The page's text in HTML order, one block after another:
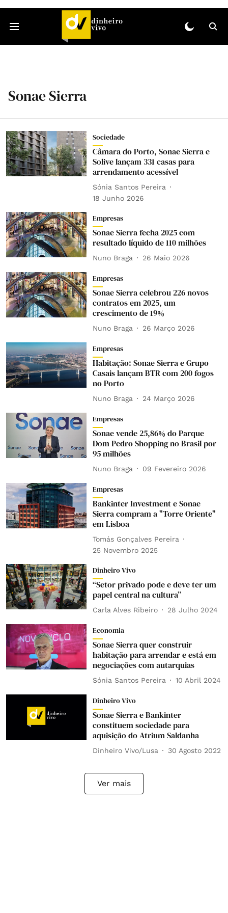
Sonae Sierra
Sociedade
Câmara do Porto, Sonae Sierra e
Solive lançam 331 casas para
arrendamento acessível
Sónia Santos Pereira
18 Junho 2026
Empresas
Sonae Sierra fecha 2025 com
resultado líquido de 110 milhões
Nuno Braga 26 Maio 2026
Empresas
Sonae Sierra celebrou 226 novos
contratos em 2025, um
crescimento de 19%
Nuno Braga 26 Março 2026
Empresas
Habitação: Sonae Sierra e Grupo
Casais lançam BTR com 200 fogos
no Porto
Nuno Braga 24 Março 2026
Empresas
Sonae vende 25,86% do Parque
Dom Pedro Shopping no Brasil por
95 milhões
Nuno Braga 09 Fevereiro 2026
Empresas
Bankinter Investment e Sonae
Sierra compram a "Torre Oriente"
em Lisboa
Tomás Gonçalves Pereira
25 Novembro 2025
Dinheiro Vivo
“Setor privado pode e deve ter um
papel central na cultura”
Carla Alves Ribeiro 28 Julho 2024
Economia
Sonae Sierra quer construir
habitação para arrendar e está em
negociações com autarquias
Sónia Santos Pereira 10 Abril 2024
Dinheiro Vivo
Sonae Sierra e Bankinter
constituem sociedade para
aquisição do Atrium Saldanha
Dinheiro Vivo/Lusa 30 Agosto 2022
Ver mais